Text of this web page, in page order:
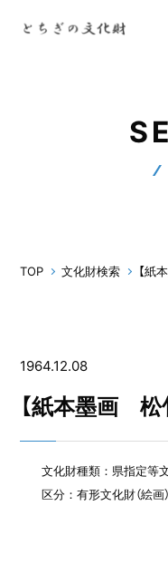
TOP 文化財検索 【紙
1964.12.08
【紙本墨画
文化財種類：県指定等
区分：有形文化財（絵画）